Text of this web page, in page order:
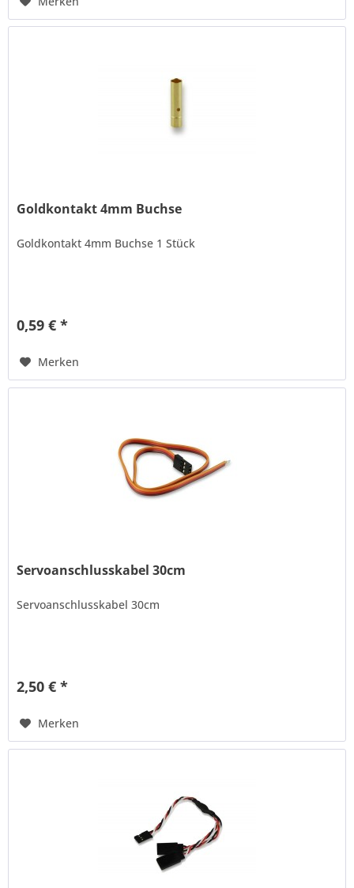
Goldkontakt 4mm Buchse
Goldkontakt 4mm Buchse 1 Stück
0,59 € *
Merken
Servoanschlusskabel 30cm
Servoanschlusskabel 30cm
2,50 € *
Merken